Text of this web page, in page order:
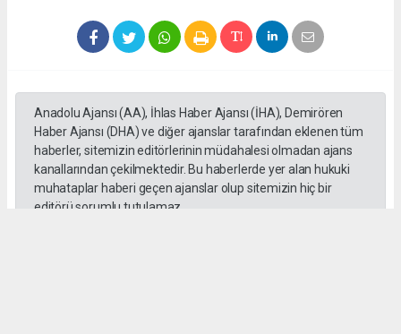
Anadolu Ajansı (AA), İhlas Haber Ajansı (İHA), Demirören
Haber Ajansı (DHA) ve diğer ajanslar tarafından eklenen tüm
haberler, sitemizin editörlerinin müdahalesi olmadan ajans
kanallarından çekilmektedir. Bu haberlerde yer alan hukuki
muhataplar haberi geçen ajanslar olup sitemizin hiç bir
editörü sorumlu tutulamaz...